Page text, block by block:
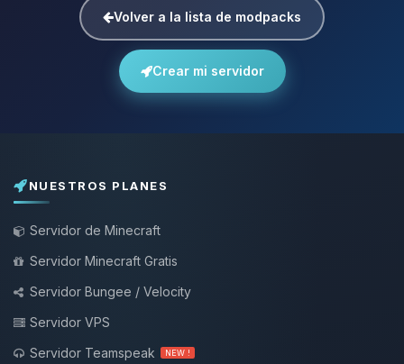
Volver a la lista de modpacks
Crear mi servidor
NUESTROS PLANES
Servidor de Minecraft
Servidor Minecraft Gratis
Servidor Bungee / Velocity
Servidor VPS
Servidor Teamspeak
NEW !